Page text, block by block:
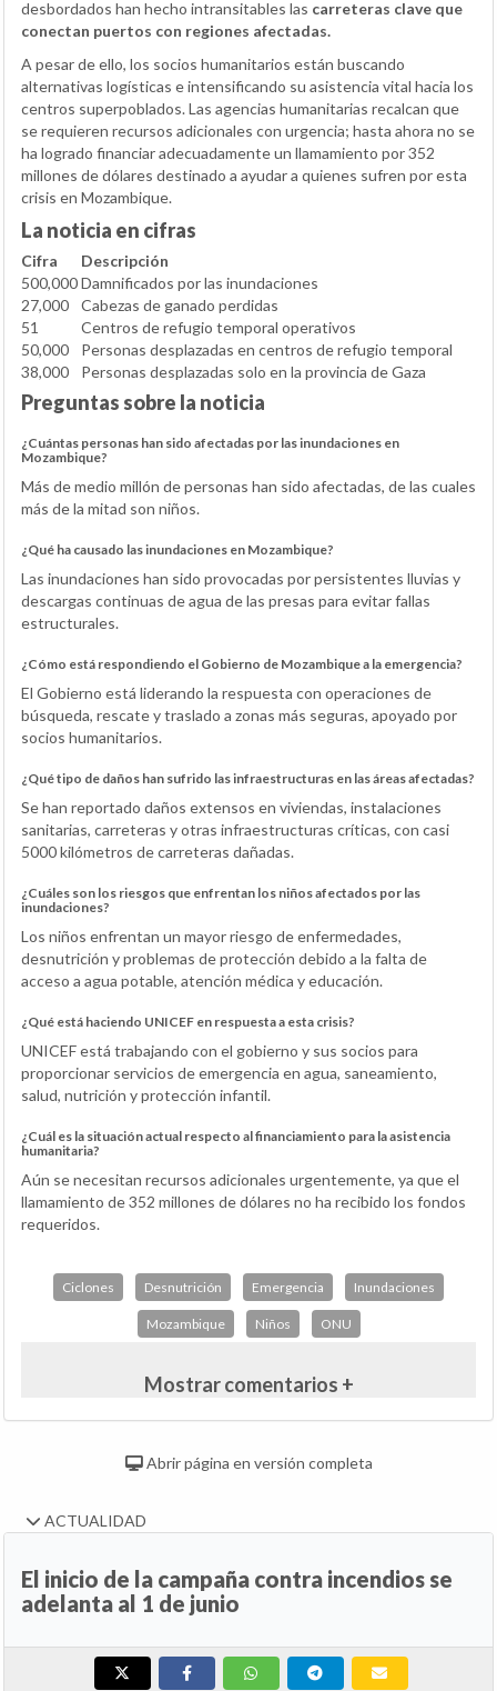
desbordados han hecho intransitables las carreteras clave que
conectan puertos con regiones afectadas.
A pesar de ello, los socios humanitarios están buscando
alternativas logísticas e intensificando su asistencia vital hacia los
centros superpoblados. Las agencias humanitarias recalcan que
se requieren recursos adicionales con urgencia; hasta ahora no se
ha logrado financiar adecuadamente un llamamiento por 352
millones de dólares destinado a ayudar a quienes sufren por esta
crisis en Mozambique.
La noticia en cifras
Cifra
Descripción
500,000Damnificados por las inundaciones
27,000
Cabezas de ganado perdidas
51
Centros de refugio temporal operativos
50,000
Personas desplazadas en centros de refugio temporal
38,000
Personas desplazadas solo en la provincia de Gaza
Preguntas sobre la noticia
¿Cuántas personas han sido afectadas por las inundaciones en
Mozambique?
Más de medio millón de personas han sido afectadas, de las cuales
más de la mitad son niños.
¿Qué ha causado las inundaciones en Mozambique?
Las inundaciones han sido provocadas por persistentes lluvias y
descargas continuas de agua de las presas para evitar fallas
estructurales.
¿Cómo está respondiendo el Gobierno de Mozambique a la emergencia?
El Gobierno está liderando la respuesta con operaciones de
búsqueda, rescate y traslado a zonas más seguras, apoyado por
socios humanitarios.
¿Qué tipo de daños han sufrido las infraestructuras en las áreas afectadas?
Se han reportado daños extensos en viviendas, instalaciones
sanitarias, carreteras y otras infraestructuras críticas, con casi
5000 kilómetros de carreteras dañadas.
¿Cuáles son los riesgos que enfrentan los niños afectados por las
inundaciones?
Los niños enfrentan un mayor riesgo de enfermedades,
desnutrición y problemas de protección debido a la falta de
acceso a agua potable, atención médica y educación.
¿Qué está haciendo UNICEF en respuesta a esta crisis?
UNICEF está trabajando con el gobierno y sus socios para
proporcionar servicios de emergencia en agua, saneamiento,
salud, nutrición y protección infantil.
¿Cuál es la situación actual respecto al financiamiento para la asistencia
humanitaria?
Aún se necesitan recursos adicionales urgentemente, ya que el
llamamiento de 352 millones de dólares no ha recibido los fondos
requeridos.
Ciclones Desnutrición Emergencia Inundaciones
Mozambique Niños ONU
Mostrar comentarios +
Abrir página en versión completa
ACTUALIDAD
El inicio de la campaña contra incendios se
adelanta al 1 de junio